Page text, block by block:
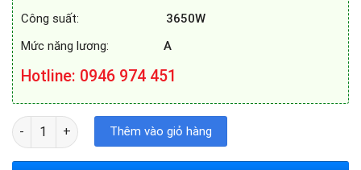
Công suất:
3650W
Mức năng lương: A
Hotline: 0946 974 451
LÒ NƯỚNG BOSCH HBA73R350B số lượng
Thêm vào giỏ hàng